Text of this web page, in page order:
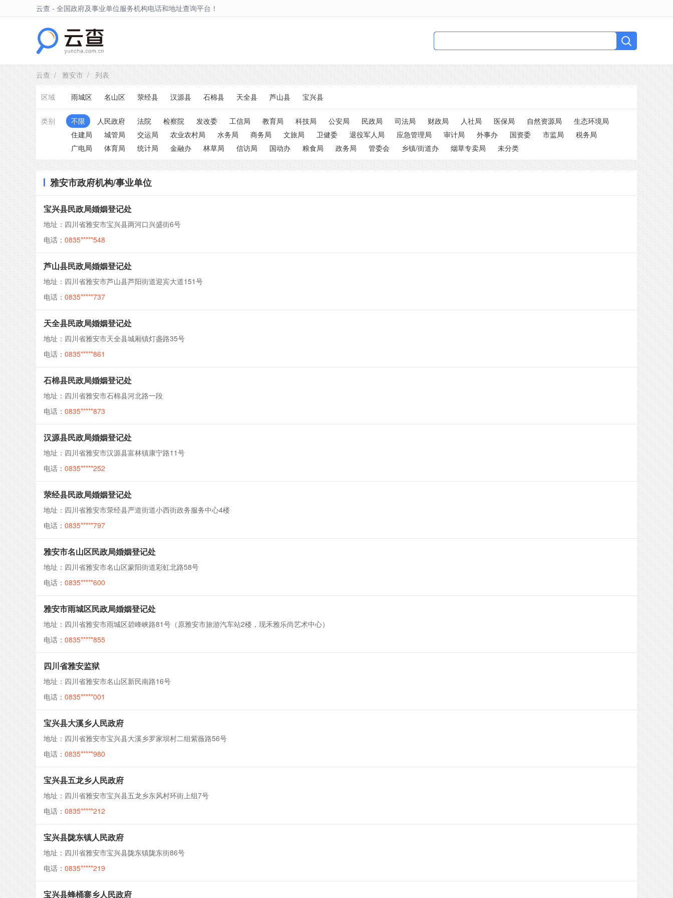
云查 - 全国政府及事业单位服务机构电话和地址查询平台！
云查/雅安市/ 列表
区域 雨城区 名山区 荥经县 汉源县 石棉县 天全县 芦山县 宝兴县
类别 不限 人民政府 法院 检察院 发改委 工信局 教育局 科技局 公安局 民政局 司法局 财政局 人社局 医保局 自然资源局
生态环境局
住建局
城管局 交运局 农业农村局 水务局 商务局 文旅局 卫健委 退役军人局 应急管理局 审计局 外事办 国资委 市监局
税务局
广电局
体育局 统计局 金融办 林草局 信访局 国动办 粮食局 政务局 管委会 乡镇/街道办 烟草专卖局 未分类
雅安市政府机构/事业单位
宝兴县民政局婚姻登记处
地址：四川省雅安市宝兴县两河口兴盛街6号
电话： 0835*****548
芦山县民政局婚姻登记处
地址：四川省雅安市芦山县芦阳街道迎宾大道151号
电话： 0835*****737
天全县民政局婚姻登记处
地址：四川省雅安市天全县城厢镇灯盏路35号
电话： 0835*****861
石棉县民政局婚姻登记处
地址：四川省雅安市石棉县河北路一段
电话： 0835*****873
汉源县民政局婚姻登记处
地址：四川省雅安市汉源县富林镇康宁路11号
电话： 0835*****252
荥经县民政局婚姻登记处
地址：四川省雅安市荥经县严道街道小西街政务服务中心4楼
电话： 0835*****797
雅安市名山区民政局婚姻登记处
地址：四川省雅安市名山区蒙阳街道彩虹北路58号
电话： 0835*****600
雅安市雨城区民政局婚姻登记处
地址：四川省雅安市雨城区碧峰峡路81号（原雅安市旅游汽车站2楼，现禾雅乐尚艺术中心）
电话： 0835*****855
四川省雅安监狱
地址：四川省雅安市名山区新民南路16号
电话： 0835*****001
宝兴县大溪乡人民政府
地址：四川省雅安市宝兴县大溪乡罗家坝村二组紫薇路56号
电话： 0835*****980
宝兴县五龙乡人民政府
地址：四川省雅安市宝兴县五龙乡东风村环街上组7号
电话： 0835*****212
宝兴县陇东镇人民政府
地址：四川省雅安市宝兴县陇东镇陇东街86号
电话： 0835*****219
宝兴县蜂桶寨乡人民政府